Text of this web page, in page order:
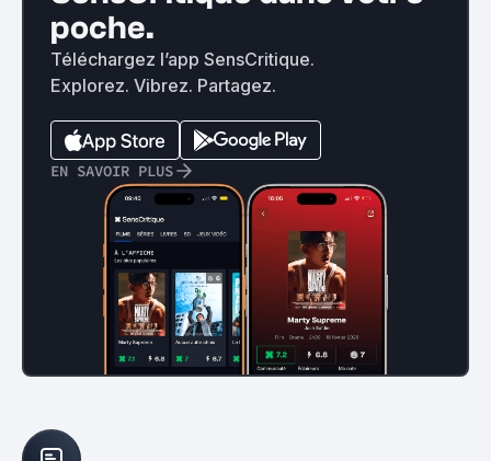
poche.
Téléchargez l’app SensCritique.
Explorez. Vibrez. Partagez.
EN SAVOIR PLUS